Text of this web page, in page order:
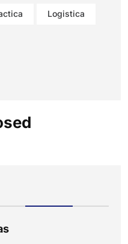
Logistica